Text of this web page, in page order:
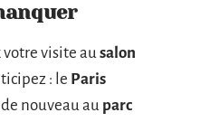
votre visite ausalon
: le Paris
nouveau au parc